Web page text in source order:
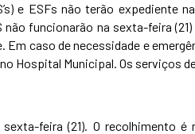
e ESFs não terão expediente
não funcionarão na sexta-feira
caso de necessidade e
Hospital Municipal. Os serviços
feira (21). O recolhimento